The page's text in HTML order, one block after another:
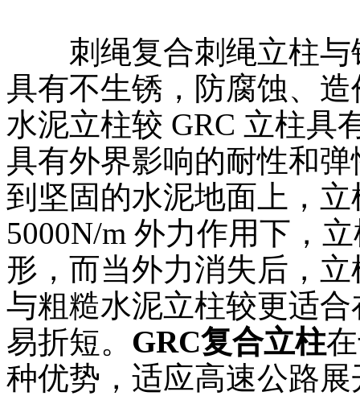
刺绳复合刺绳立柱与
具有不生锈，防腐蚀、
水泥立柱较 GRC 立柱具
具有外界影响的耐性和
到坚固的水泥地面上，
5000N/m 外力作用下，
形，而当外力消失后，
与粗糙水泥立柱较更适
易折短。 GRC复合立柱
种优势，适应高速公路